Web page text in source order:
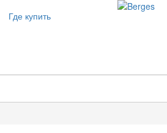
Где купить